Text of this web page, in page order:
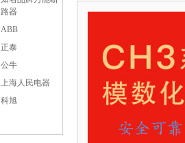
路器
ABB
正泰
公牛
上海人民电器
科旭